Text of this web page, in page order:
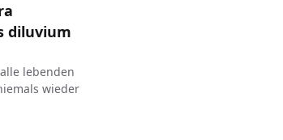
diluvium
lebenden
wieder